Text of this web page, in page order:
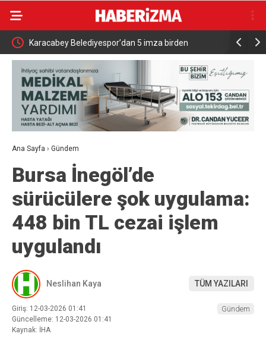
Karacabey Belediyespor’dan 5 imza birden KTÜ Millî
Ana Sayfa › Gündem
Bursa İnegöl’de
sürücülere şok uygulama:
448 bin TL cezai işlem
uygulandı
Neslihan Kaya TÜM YAZILARI
Giriş: 12-03-2026 01:41
Güncelleme: 12-03-2026 01:41
Kaynak: İHA
Gündem